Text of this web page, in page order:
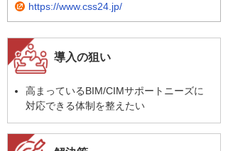
https://www.css24.jp/
導入の狙い
高まっているBIM/CIMサポートニーズに
対応できる体制を整えたい